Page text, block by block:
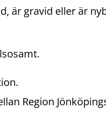
är gravid eller är
Region